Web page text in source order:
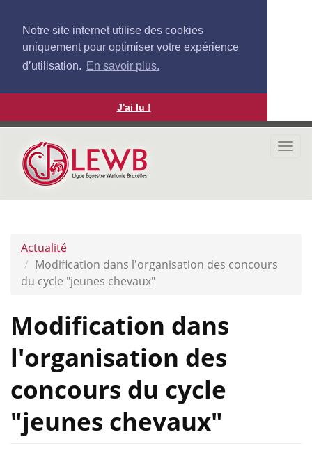
Notre site internet utilise des cookies
uniquement pour optimiser votre expérience
d’utilisation. En savoir plus.
J'ai lu !
Aller
contenu
principal
Actualité
Modification dans l'organisation des concours
du cycle "jeunes chevaux"
Modification dans
l'organisation des
concours du cycle
"jeunes chevaux"